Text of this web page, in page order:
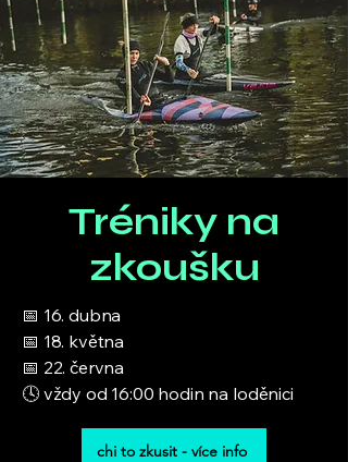
Tréniky na
zkoušku
📅 16. dubna
📅 18. května
📅 22. června
🕓 vždy od 16:00 hodin na loděnici
chi to zkusit - více info